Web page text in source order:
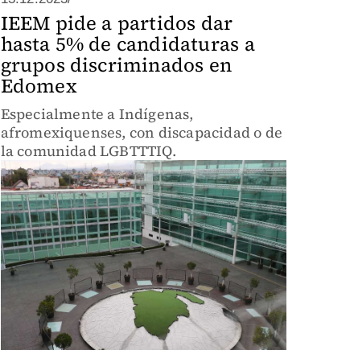
IEEM pide a partidos dar
hasta 5% de candidaturas a
grupos discriminados en
Edomex
Especialmente a Indígenas,
afromexiquenses, con discapacidad o de
la comunidad LGBTTTIQ.